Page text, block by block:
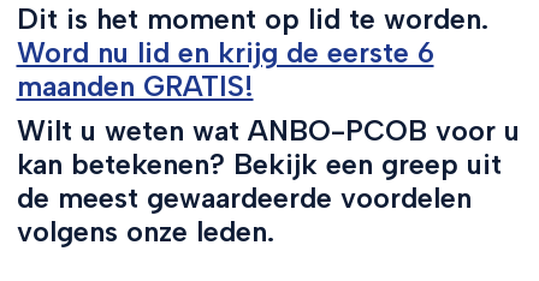
Dit is het moment op lid te worden.
Word nu lid en krijg de eerste 6
maanden GRATIS!
Wilt u weten wat ANBO-PCOB voor u
kan betekenen? Bekijk een greep uit
de meest gewaardeerde voordelen
volgens onze leden.